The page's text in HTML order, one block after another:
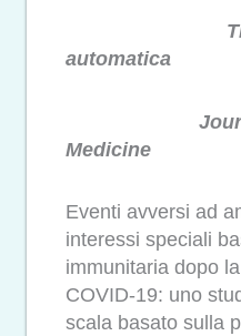
automatica
Medicine
Eventi avversi ad
interessi speciali
immunitaria dopo
COVID-19: uno
scala basato sulla